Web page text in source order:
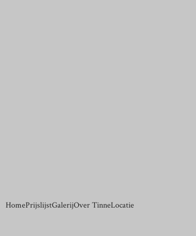
HomePrijslijstGalerijOver TinneLocatie